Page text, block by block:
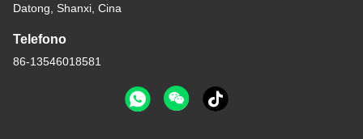
Datong, Shanxi, Cina
Telefono
86-13546018581